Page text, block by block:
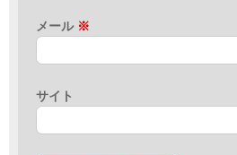
メール ※
サイト